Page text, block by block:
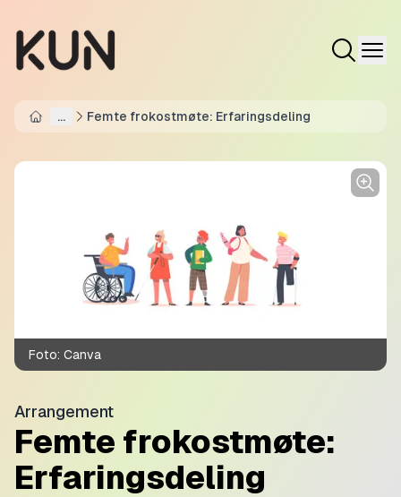
... Femte frokostmøte: Erfaringsdeling
Arrangement
Femte frokostmøte:
Erfaringsdeling
Foto: Canva